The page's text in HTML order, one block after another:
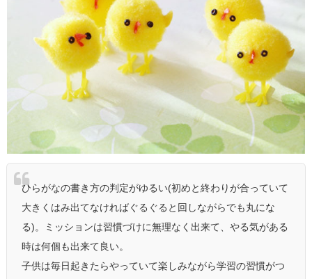
ひらがなの書き方の判定がゆるい(初めと終わりが合っていて
大きくはみ出てなければぐるぐると回しながらでも丸にな
る)。ミッションは習慣づけに無理なく出来て、やる気がある
時は何個も出来て良い。
子供は毎日起きたらやっていて楽しみながら学習の習慣がつ